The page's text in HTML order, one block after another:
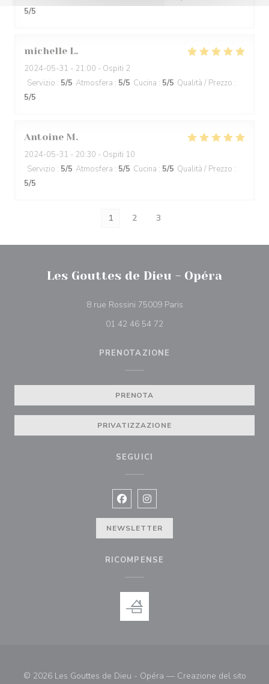
5/5
michelle L
2024-05-31 - 21:00 - Ospiti 2
Servizio : 5/5 Atmosfera : 5/5 Cucina : 5/5 Qualità / Prezzo :
5/5
Antoine M
2024-05-31 - 20:30 - Ospiti 10
Servizio : 5/5 Atmosfera : 5/5 Cucina : 5/5 Qualità / Prezzo :
5/5
1 2 3
Les Gouttes de Dieu - Opéra
8 rue Rossini 75009 Paris((apre una nuova
01 42 46 54 72
PRENOTAZIONE
PRENOTA
PRIVATIZZAZIONE
SEGUICI
Facebook ((apre una nuova
Instagram ((apre una nuova
NEWSLETTER
RICOMPENSE
© 2026 Les Gouttes de Dieu - Opéra — Creazione del sito